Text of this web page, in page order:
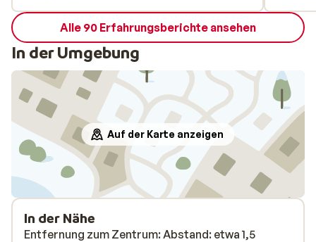
Alle 90 Erfahrungsberichte ansehen
In der Umgebung
Auf der Karte anzeigen
In der Nähe
Entfernung zum Zentrum: Abstand: etwa 1,5